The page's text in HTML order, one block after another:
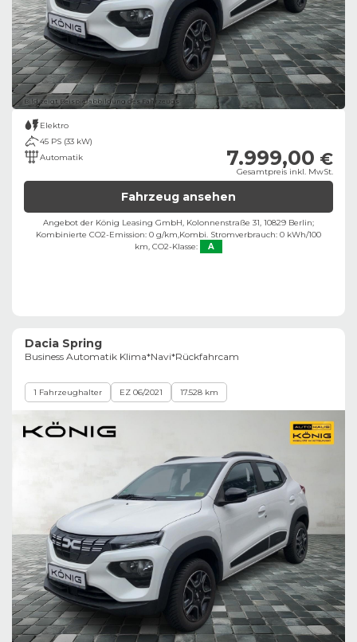
Bild zeigt Beispielabbildung des Fahrzeugs
Elektro
45 PS (33 kW)
Automatik
7.999,00 €
Gesamtpreis inkl. MwSt.
Fahrzeug ansehen
Angebot der König Leasing GmbH, Kolonnenstraße 31, 10829 Berlin;
Kombinierte CO2-Emission: 0 g/km,Kombi. Stromverbrauch: 0 kWh/100
km, CO2-Klasse: A
Dacia Spring
Business Automatik Klima*Navi*Rückfahrcam
1 Fahrzeughalter EZ 06/2021 17.528 km